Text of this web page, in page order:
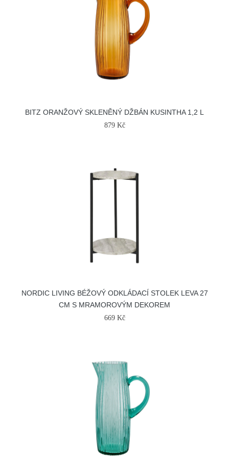
BITZ ORANŽOVÝ SKLENĚNÝ DŽBÁN KUSINTHA 1,2 L
879 Kč
NORDIC LIVING BÉŽOVÝ ODKLÁDACÍ STOLEK LEVA 27
CM S MRAMOROVÝM DEKOREM
669 Kč